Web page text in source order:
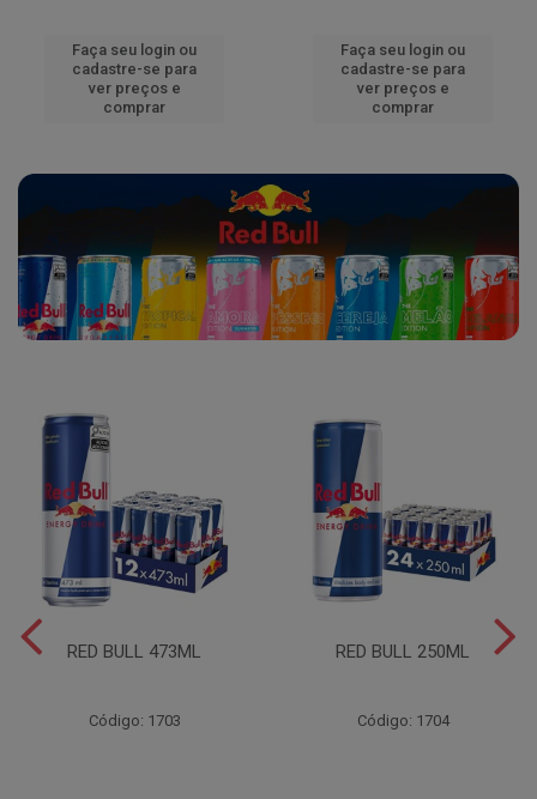
Faça seu login ou
cadastre-se para
ver preços e
comprar
Faça seu login ou
cadastre-se para
ver preços e
comprar
RED BULL 473ML
Código: 1703
RED BULL 250ML
Código: 1704